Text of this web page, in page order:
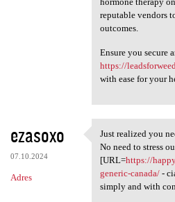
reputable vendors
outcomes.
Ensure you secure
https://
with ease for your
ezasoxo
07.10.2024
Adres
Just realized
Just realized you
No need to stress
[URL=https://
generic-canada/-
simply and with